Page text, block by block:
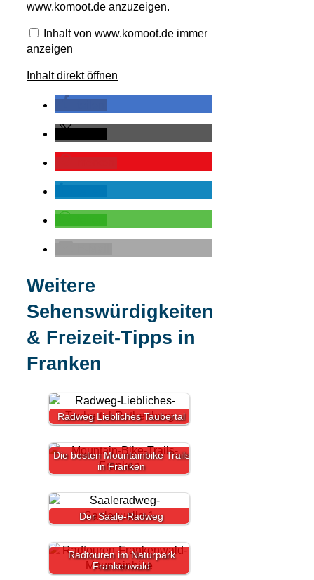
www.komoot.de
www.komoot.de anzuzeigen.
Inhalt von www.komoot.de immer
anzeigen
Inhalt direkt öffnen
Weitere
Sehenswürdigkeiten
& Freizeit-Tipps in
Franken
Radweg Liebliches Taubertal
Die besten Mountainbike Trails
in Franken
Der Saale-Radweg
Radtouren im Naturpark
Frankenwald